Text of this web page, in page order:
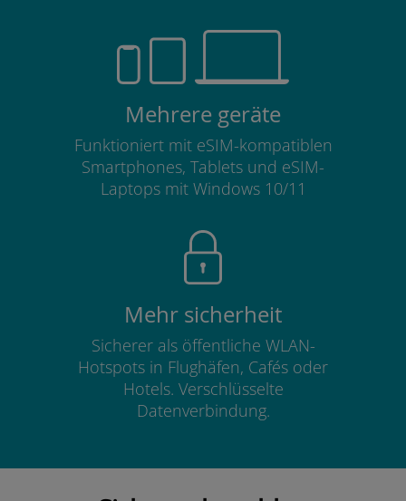
Mehrere geräte
Funktioniert mit eSIM-kompatiblen
Smartphones, Tablets und eSIM-
Laptops mit Windows 10/11
Mehr sicherheit
Sicherer als öffentliche WLAN-
Hotspots in Flughäfen, Cafés oder
Hotels. Verschlüsselte
Datenverbindung.